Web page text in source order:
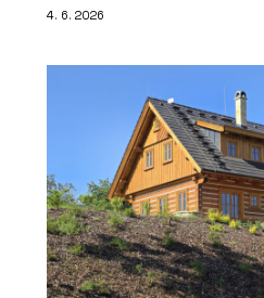
4. 6. 2026